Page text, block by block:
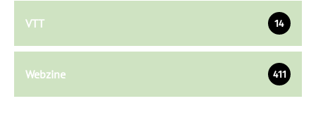
VTT 14
Webzine 411